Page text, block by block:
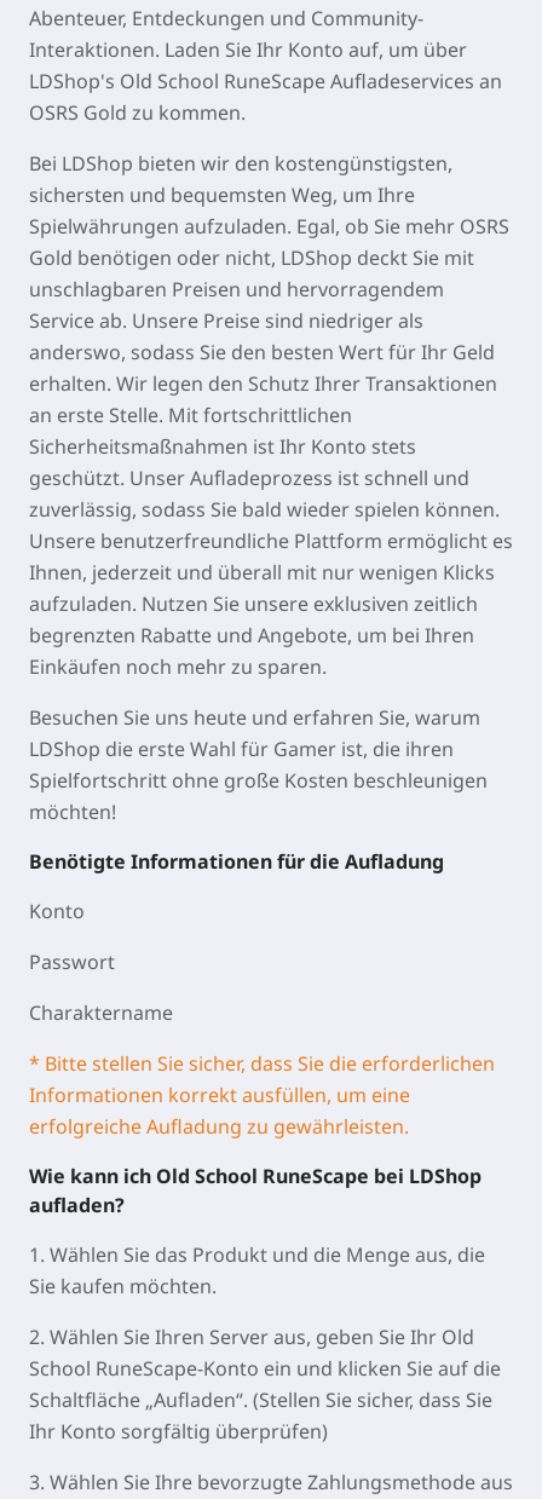
Abenteuer, Entdeckungen und Community-
Interaktionen. Laden Sie Ihr Konto auf, um über
LDShop's Old School RuneScape Aufladeservices an
OSRS Gold zu kommen.
Bei LDShop bieten wir den kostengünstigsten,
sichersten und bequemsten Weg, um Ihre
Spielwährungen aufzuladen. Egal, ob Sie mehr OSRS
Gold benötigen oder nicht, LDShop deckt Sie mit
unschlagbaren Preisen und hervorragendem
Service ab. Unsere Preise sind niedriger als
anderswo, sodass Sie den besten Wert für Ihr Geld
erhalten. Wir legen den Schutz Ihrer Transaktionen
an erste Stelle. Mit fortschrittlichen
Sicherheitsmaßnahmen ist Ihr Konto stets
geschützt. Unser Aufladeprozess ist schnell und
zuverlässig, sodass Sie bald wieder spielen können.
Unsere benutzerfreundliche Plattform ermöglicht es
Ihnen, jederzeit und überall mit nur wenigen Klicks
aufzuladen. Nutzen Sie unsere exklusiven zeitlich
begrenzten Rabatte und Angebote, um bei Ihren
Einkäufen noch mehr zu sparen.
Besuchen Sie uns heute und erfahren Sie, warum
LDShop die erste Wahl für Gamer ist, die ihren
Spielfortschritt ohne große Kosten beschleunigen
möchten!
Benötigte Informationen für die Aufladung
Konto
Passwort
Charaktername
* Bitte stellen Sie sicher, dass Sie die erforderlichen
Informationen korrekt ausfüllen, um eine
erfolgreiche Aufladung zu gewährleisten.
Wie kann ich Old School RuneScape bei LDShop
aufladen?
1. Wählen Sie das Produkt und die Menge aus, die
Sie kaufen möchten.
2. Wählen Sie Ihren Server aus, geben Sie Ihr Old
School RuneScape-Konto ein und klicken Sie auf die
Schaltfläche „Aufladen“. (Stellen Sie sicher, dass Sie
Ihr Konto sorgfältig überprüfen)
3. Wählen Sie Ihre bevorzugte Zahlungsmethode aus